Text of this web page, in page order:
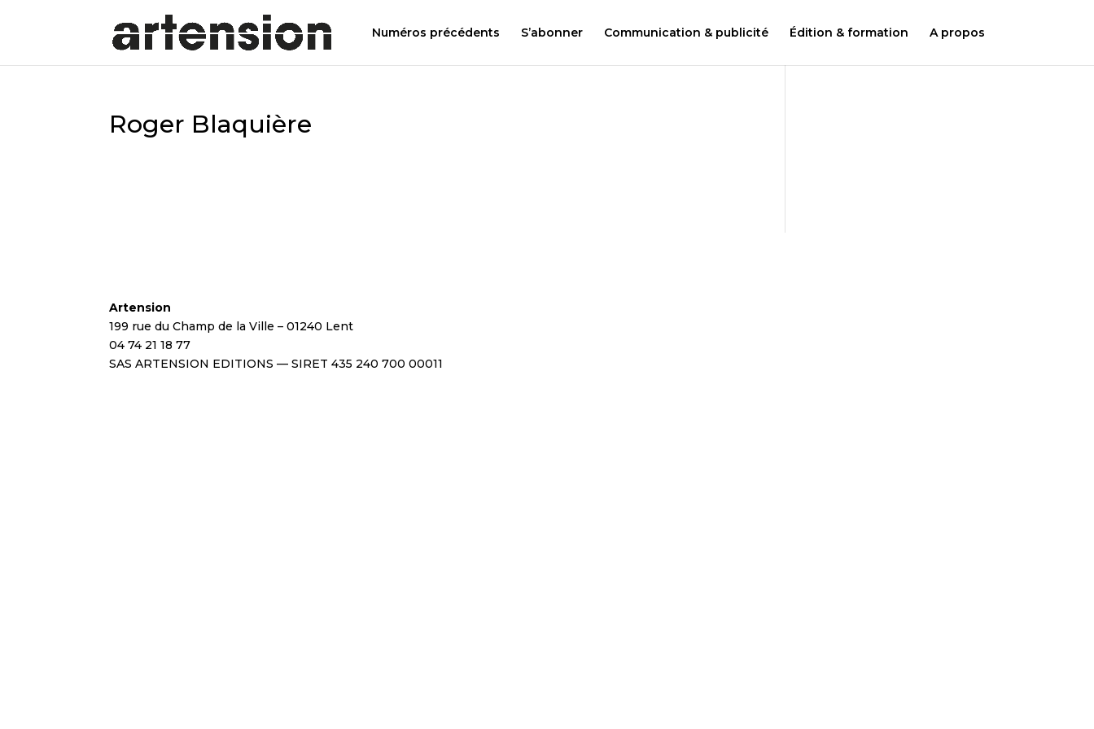
Numéros précédents S’abonner Communication & publicité Édition & formation A propos
Roger Blaquière
Artension
199 rue du Champ de la Ville – 01240 Lent
04 74 21 18 77
SAS ARTENSION EDITIONS — SIRET 435 240 700 00011